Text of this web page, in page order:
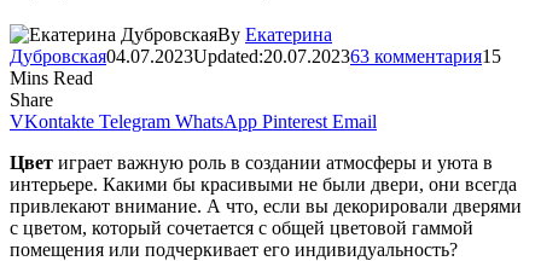
By Екатерина
Дубровская04.07.2023Updated:20.07.202363 комментария15
Mins Read
Share
VKontakte Telegram WhatsApp Pinterest Email
Цвет играет важную роль в создании атмосферы и уюта в
интерьере. Какими бы красивыми не были двери, они всегда
привлекают внимание. А что, если вы декорировали дверями
с цветом, который сочетается с общей цветовой гаммой
помещения или подчеркивает его индивидуальность?